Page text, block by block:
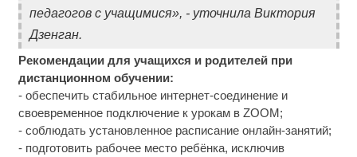
педагогов с учащимися», - уточнила Виктория
Дзенган.
Рекомендации для учащихся и родителей при
дистанционном обучении:
- обеспечить стабильное интернет-соединение и
своевременное подключение к урокам в ZOOM;
- соблюдать установленное расписание онлайн-занятий;
- подготовить рабочее место ребёнка, исключив